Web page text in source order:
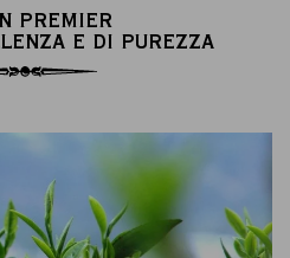
PREMIER
E DI PUREZZA